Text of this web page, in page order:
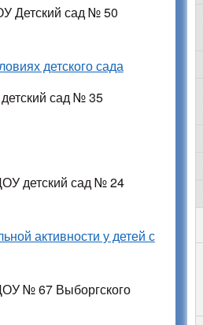
Детский сад № 50
детского сада
сад № 35
детский сад № 24
активности у детей с
№ 67 Выборгского